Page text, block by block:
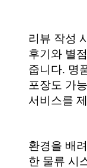
리뷰 작성
후기와 별
줍니다. 명
포장도 가
서비스를
환경을 배
한 물류 시